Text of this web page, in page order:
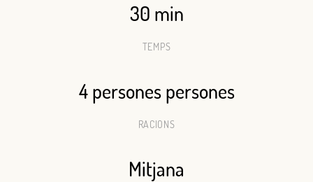
30 min
TEMPS
4 persones persones
RACIONS
Mitjana